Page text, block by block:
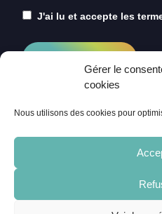
Gérer le
cookies
Nous utilisons des cookies pour
J'ai lu et accepte les
MENTIONS